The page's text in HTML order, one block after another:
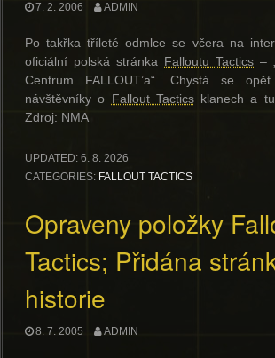
7. 2. 2006 ADMIN
Po takřka tříleté odmlce se včera na
oficiální polská stránka Falloutu Tactics –
Centrum FALLOUT’a“. Chystá se
návštěvníky o Fallout Tacticsklanech a
Zdroj: NMA
UPDATED: 6. 8. 2026
CATEGORIES: FALLOUT TACTICS
Opraveny položky
Tactics; Přidána
historie
8. 7. 2005 ADMIN